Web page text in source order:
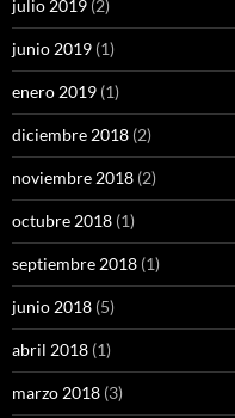
julio 2019 (2)
junio 2019 (1)
enero 2019 (1)
diciembre 2018 (2)
noviembre 2018 (2)
octubre 2018 (1)
septiembre 2018 (1)
junio 2018 (5)
abril 2018 (1)
marzo 2018 (3)